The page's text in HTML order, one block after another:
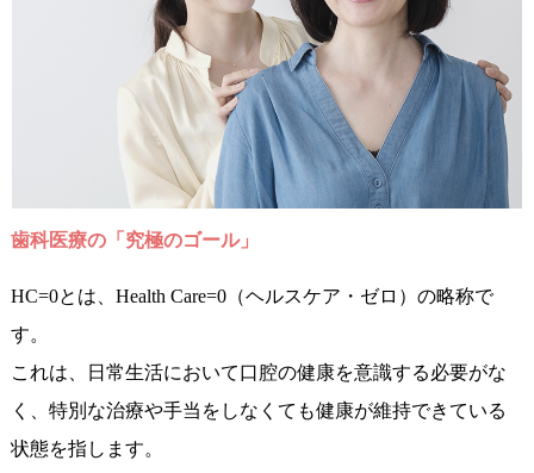
歯科医療の「究極のゴール」
HC=0とは、Health Care=0（ヘルスケア・ゼロ）の略称で
す。
これは、日常生活において口腔の健康を意識する必要がな
く、特別な治療や手当をしなくても健康が維持できている
状態を指します。